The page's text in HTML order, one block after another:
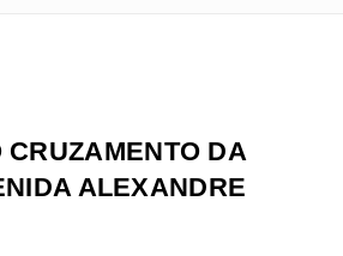
DA
ALEXANDRE